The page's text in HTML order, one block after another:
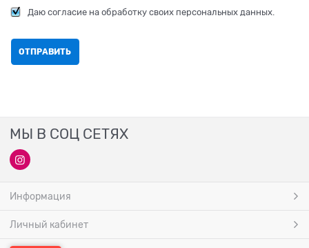
Даю согласие на обработку своих персональных данных.
МЫ В СОЦ СЕТЯХ
Информация
Личный кабинет